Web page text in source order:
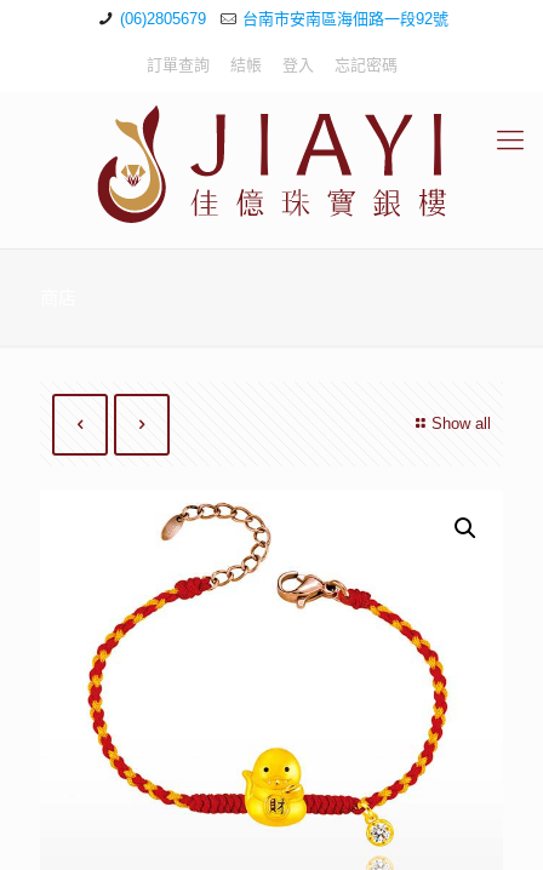
(06)2805679 台南市安南區海佃路一段92號
訂單查詢 結帳 登入 忘記密碼
Show all